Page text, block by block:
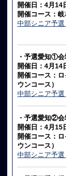
開催日：4月14
開催コース：
中部シニア予
・予選愛知①会
開催日：4月14
開催コース：
ウンコース）
中部シニア予
・予選愛知②会
開催日：4月15
開催コース：
ウンコース）
中部シニア予